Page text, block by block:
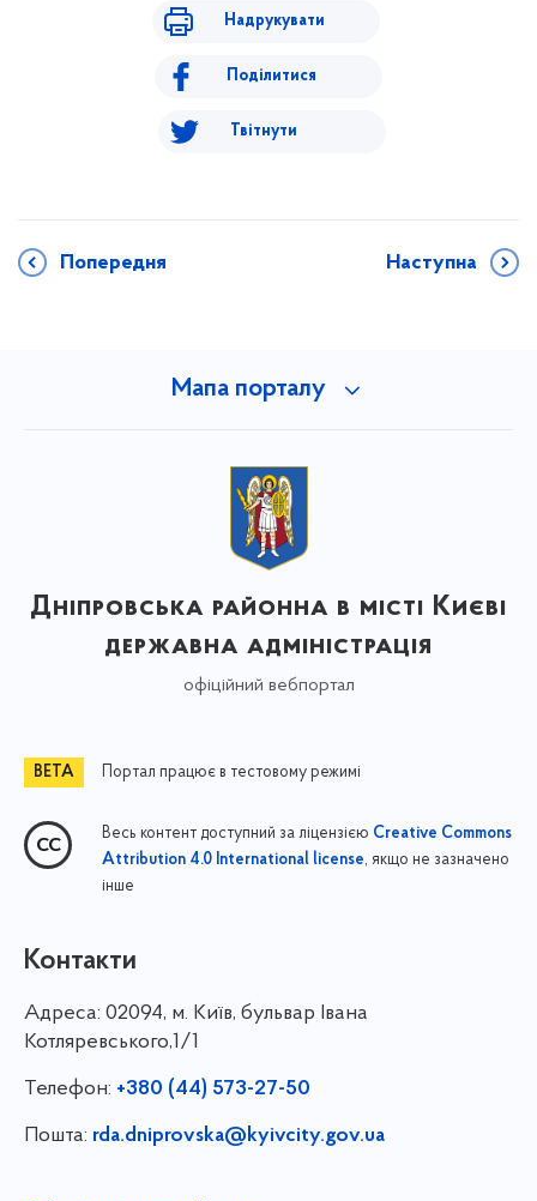
Надрукувати
Поділитися
Твітнути
Попередня Наступна
Мапа порталу
Дніпровська районна в місті Києві
державна адміністрація
офіційний вебпортал
Портал працює в тестовому режимі
Весь контент доступний за ліцензією Creative Commons
Attribution 4.0 International license, якщо не зазначено
інше
Контакти
Адреса: 02094, м. Київ, бульвар Івана
Котляревського,1/1
Телефон: +380 (44) 573-27-50
Пошта: rda.dniprovska@kyivcity.gov.ua